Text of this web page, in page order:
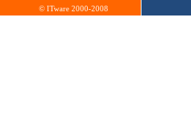
© ITware 2000-2008